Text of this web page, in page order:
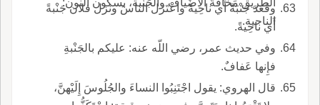
الناحية.
وقَعَدَ جَنْبَةً أَي ناحِيةً واعْتَزَل الناسَ ونزل فلان جَنْبةً
أَي ناحِيةً.
وفي حديث عمر، رضي اللّه عنه: عليكم بالجَنْبةِ
فإِنها عَفافٌ.
قال الهروي: يقول اجْتَنِبُوا النساءَ والجُلُوسَ إِلَيْهنَّ،